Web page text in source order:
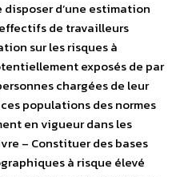
d’une estimation
de travailleurs
sur les risques à
exposés de par
chargées de leur
populations des normes
en vigueur dans les
– Constituer des bases
à risque élevé